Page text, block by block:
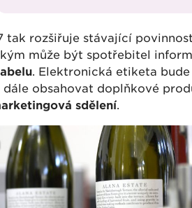
tak rozšiřuje stávající
může být spotřebitel
. Elektronická etiketa
dále obsahovat doplňkové
sdělení.